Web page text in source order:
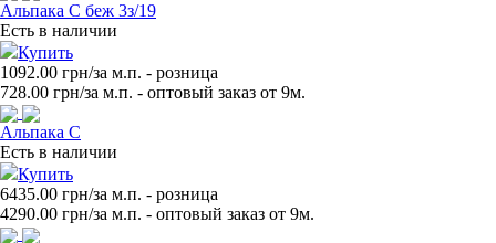
Альпака С беж 3з/19
Есть в наличии
Купить
1092.00 грн/за м.п. - розница
728.00 грн/за м.п. - оптовый заказ от 9м.
Альпака С
Есть в наличии
Купить
6435.00 грн/за м.п. - розница
4290.00 грн/за м.п. - оптовый заказ от 9м.